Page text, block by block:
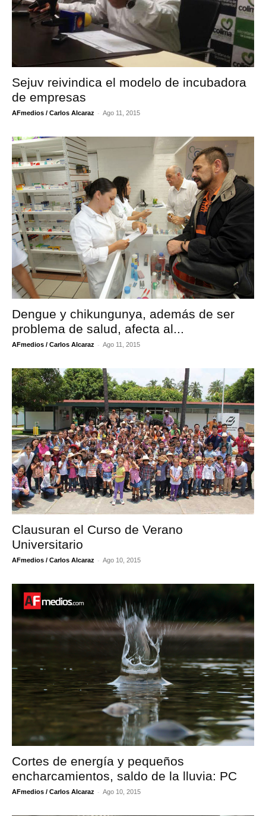
Sejuv reivindica el modelo de incubadora
de empresas
AFmedios / Carlos Alcaraz - Ago 11, 2015
Dengue y chikungunya, además de ser
problema de salud, afecta al...
AFmedios / Carlos Alcaraz - Ago 11, 2015
Clausuran el Curso de Verano
Universitario
AFmedios / Carlos Alcaraz - Ago 10, 2015
Cortes de energía y pequeños
encharcamientos, saldo de la lluvia: PC
AFmedios / Carlos Alcaraz - Ago 10, 2015